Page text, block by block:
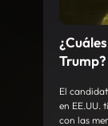
Trump?
El
en EE.UU.
con las